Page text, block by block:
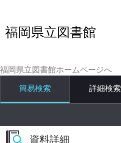
福岡県立図書館
福岡県立図書館ホームページへ
簡易検索 詳細検索
資料詳細